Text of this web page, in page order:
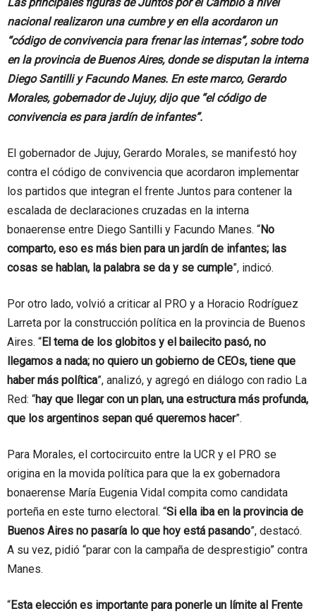
nacional realizaron una cumbre y en ella acordaron un
“código de convivencia para frenar las internas”, sobre todo
en la provincia de Buenos Aires, donde se disputan la interna
Diego Santilli y Facundo Manes. En este marco, Gerardo
Morales, gobernador de Jujuy, dijo que “el código de
convivencia es para jardín de infantes”.
El gobernador de Jujuy, Gerardo Morales, se manifestó hoy
contra el código de convivencia que acordaron implementar
los partidos que integran el frente Juntos para contener la
escalada de declaraciones cruzadas en la interna
bonaerense entre Diego Santilli y Facundo Manes. “No
comparto, eso es más bien para un jardín de infantes; las
cosas se hablan, la palabra se da y se cumple”, indicó.
Por otro lado, volvió a criticar al PRO y a Horacio Rodríguez
Larreta por la construcción política en la provincia de Buenos
Aires. “El tema de los globitos y el bailecito pasó, no
llegamos a nada; no quiero un gobierno de CEOs, tiene que
haber más política”, analizó, y agregó en diálogo con radio La
Red: “hay que llegar con un plan, una estructura más profunda,
que los argentinos sepan qué queremos hacer”.
Para Morales, el cortocircuito entre la UCR y el PRO se
origina en la movida política para que la ex gobernadora
bonaerense María Eugenia Vidal compita como candidata
porteña en este turno electoral. “Si ella iba en la provincia de
Buenos Aires no pasaría lo que hoy está pasando”, destacó.
A su vez, pidió “parar con la campaña de desprestigio” contra
Manes.
“Esta elección es importante para ponerle un límite al Frente